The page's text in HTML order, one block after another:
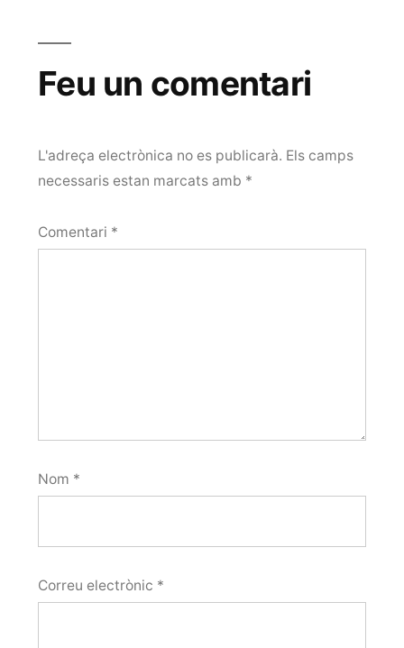
Feu un comentari
L'adreça electrònica no es publicarà. Els camps
necessaris estan marcats amb *
Comentari *
Nom *
Correu electrònic *